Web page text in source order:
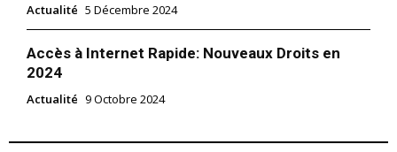
Actualité 5 Décembre 2024
Accès à Internet Rapide: Nouveaux Droits en
2024
Actualité 9 Octobre 2024